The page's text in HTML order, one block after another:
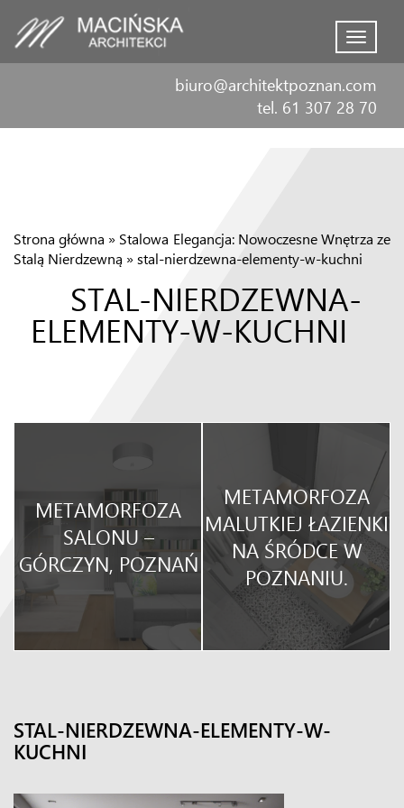
Menu
biuro@architektpoznan.com
tel. 61 307 28 70
Strona główna » Stalowa Elegancja: Nowoczesne Wnętrza ze
Stalą Nierdzewną »stal-nierdzewna-elementy-w-kuchni
STAL-NIERDZEWNA-
ELEMENTY-W-KUCHNI
METAMORFOZA
SALONU –
GÓRCZYN, POZNAŃ
METAMORFOZA
MALUTKIEJ ŁAZIENKI
NA ŚRÓDCE W
POZNANIU.
STAL-NIERDZEWNA-ELEMENTY-W-
KUCHNI